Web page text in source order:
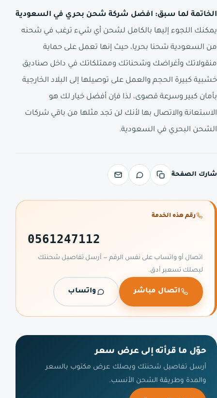
الخاتمة لما سبق: افضل شركة شحن بحري في السعودية
يمكنك اللجوء إليها بالكامل لشحن أي شيء ترغب في شحنه
من السعودية شحنا بحريا، حيث إنها تعمل على حماية
منقولاتك وأغراضك وشحناتك وممتلكاتك في داخل صناديق
خشبية كبيرة الحجم والعمل على توصيلها إلى البلاد الخارجية
بأمان كبير وسرعة قصوى، لذا فإن أفضل خيار لك هو
الاستعانة والاتصال بها لأنك لن تجد مثلها من باقي شركات
الشحن البحري في السعودية.
شارك الصفحة
رقم هذه الخدمة
0561247112
اتصال أو واتساب على نفس الرقم — أرسل تفاصيل شحنتك
ليصلك تسعير أدق.
اتصال مباشر واتساب
حوّل ما قرأته إلى عرض سعر
أرسل تفاصيل شحنتك ويصلك عرض مكتوب بالسعر
والمدة وطريقة الشحن الأنسب.